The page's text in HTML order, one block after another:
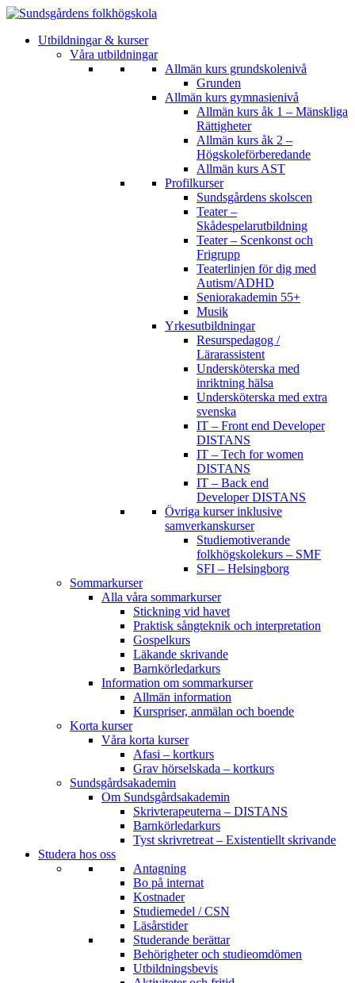
Utbildningar & kurser
Våra utbildningar
Allmän kurs grundskolenivå
Grunden
Allmän kurs gymnasienivå
Allmän kurs åk 1 – Mänskliga
Rättigheter
Allmän kurs åk 2 –
Högskoleförberedande
Allmän kurs AST
Profilkurser
Sundsgårdens skolscen
Teater –
Skådespelarutbildning
Teater – Scenkonst och
Frigrupp
Teaterlinjen för dig med
Autism/ADHD
Seniorakademin 55+
Musik
Yrkesutbildningar
Resurspedagog /
Lärarassistent
Undersköterska med
inriktning hälsa
Undersköterska med extra
svenska
IT – Front end Developer
DISTANS
IT – Tech for women
DISTANS
IT – Back end
Developer DISTANS
Övriga kurser inklusive
samverkanskurser
Studiemotiverande
folkhögskolekurs – SMF
SFI – Helsingborg
Sommarkurser
Alla våra sommarkurser
Stickning vid havet
Praktisk sångteknik och interpretation
Gospelkurs
Läkande skrivande
Barnkörledarkurs
Information om sommarkurser
Allmän information
Kurspriser, anmälan och boende
Korta kurser
Våra korta kurser
Afasi – kortkurs
Grav hörselskada – kortkurs
Sundsgårdsakademin
Om Sundsgårdsakademin
Skrivterapeuterna – DISTANS
Barnkörledarkurs
Tyst skrivretreat – Existentiellt skrivande
Studera hos oss
Antagning
Bo på internat
Kostnader
Studiemedel / CSN
Läsårstider
Studerande berättar
Behörigheter och studieomdömen
Utbildningsbevis